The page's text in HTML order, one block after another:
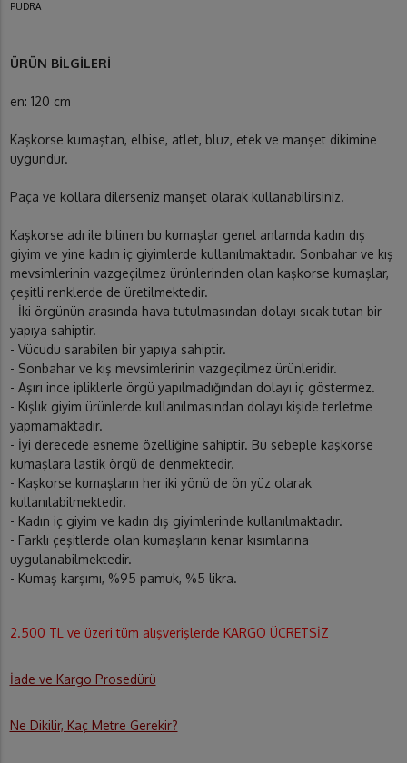
PUDRA
ÜRÜN BİLGİLERİ
en: 120 cm
Kaşkorse kumaştan, elbise, atlet, bluz, etek ve manşet dikimine
uygundur.
Paça ve kollara dilerseniz manşet olarak kullanabilirsiniz.
Kaşkorse adı ile bilinen bu kumaşlar genel anlamda kadın dış
giyim ve yine kadın iç giyimlerde kullanılmaktadır. Sonbahar ve kış
mevsimlerinin vazgeçilmez ürünlerinden olan kaşkorse kumaşlar,
çeşitli renklerde de üretilmektedir.
- İki örgünün arasında hava tutulmasından dolayı sıcak tutan bir
yapıya sahiptir.
- Vücudu sarabilen bir yapıya sahiptir.
- Sonbahar ve kış mevsimlerinin vazgeçilmez ürünleridir.
- Aşırı ince ipliklerle örgü yapılmadığından dolayı iç göstermez.
- Kışlık giyim ürünlerde kullanılmasından dolayı kişide terletme
yapmamaktadır.
- İyi derecede esneme özelliğine sahiptir. Bu sebeple kaşkorse
kumaşlara lastik örgü de denmektedir.
- Kaşkorse kumaşların her iki yönü de ön yüz olarak
kullanılabilmektedir.
- Kadın iç giyim ve kadın dış giyimlerinde kullanılmaktadır.
- Farklı çeşitlerde olan kumaşların kenar kısımlarına
uygulanabilmektedir.
- Kumaş karşımı, %95 pamuk, %5 likra.
2.500 TL ve üzeri tüm alışverişlerde KARGO ÜCRETSİZ
İade ve Kargo Prosedürü
Ne Dikilir, Kaç Metre Gerekir?